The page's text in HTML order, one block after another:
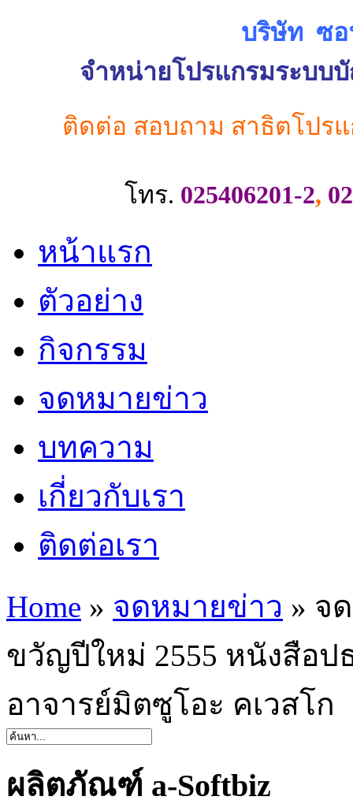
บริษัท ซ
จำหน่ายโปรแกรมระบ
ติดต่อ สอบถาม สาธิตโปร
โทร. 025406201-2,
หน้าแรก
ตัวอย่าง
กิจกรรม
จดหมายข่าว
บทความ
เกี่ยวกับเรา
ติดต่อเรา
Home » จดหมายข่าว » จ
ขวัญปีใหม่ 2555 หนังสือป
อาจารย์มิตซูโอะ คเวสโก
ผลิตภัณฑ์ a-Softbiz